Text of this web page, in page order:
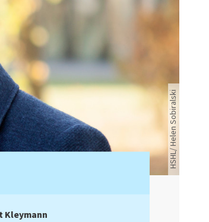
Portraitaufnahme Professor Birgit Kleymann
HSHL/ Helen Sobiralski